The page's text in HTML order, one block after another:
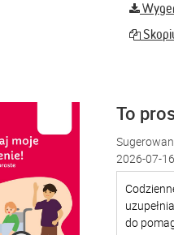
To
2026-07-